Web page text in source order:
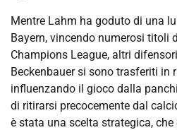
Mentre Lahm ha goduto di una
Bayern, vincendo numerosi titoli
Champions League, altri
Beckenbauer si sono trasferiti in
influenzando il gioco dalla
di ritirarsi precocemente dal
è stata una scelta strategica,